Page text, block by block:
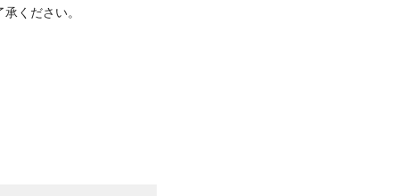
ください。